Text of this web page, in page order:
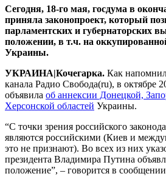
Сегодня, 18-го мая, госдума в
приняла законопроект, который
парламентских и губернаторских
положении, в т.ч. на
Украины.
УКРАИНА|Кочегарка. Как
канала Радио Свобода(ru), в октябре
объявила об аннексии Донецкой,
Херсонской областей Украины.
“С точки зрения российского
являются российскими (Киев и
это не признают). Во всех из них
президента Владимира Путина
положение”, – говорится в